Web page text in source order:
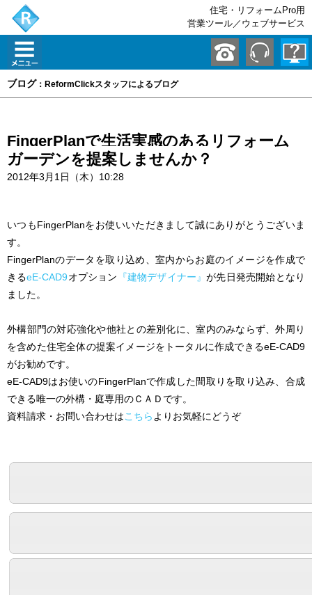
住宅・リフォームPro用
営業ツール／ウェブサービス
ブログ：ReformClickスタッフによるブログ
FingerPlanで生活実感のあるリフォーム
ガーデンを提案しませんか？
2012年3月1日（木）10:28
いつもFingerPlanをお使いいただきまして誠にありがとうございま
す。
FingerPlanのデータを取り込め、室内からお庭のイメージを作成で
きるeE-CAD9オプション 『建物デザイナー』が先日発売開始となり
ました。
外構部門の対応強化や他社との差別化に、室内のみならず、外周り
を含めた住宅全体の提案イメージをトータルに作成できるeE-CAD9
がお勧めです。
eE-CAD9はお使いのFingerPlanで作成した間取りを取り込み、合成
できる唯一の外構・庭専用のＣＡＤです。
資料請求・お問い合わせはこちら よりお気軽にどうぞ